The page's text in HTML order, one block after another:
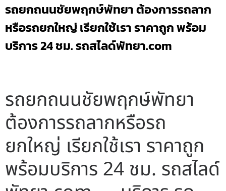
รถยกถนนชัยพฤกษ์พัทยา ต้องการรถลาก
หรือรถยกใหญ่ เรียกใช้เรา ราคาถูก พร้อม
บริการ 24 ชม. รถสไลด์พัทยา.com
รถยกถนนชัยพฤกษ์พัทยา
ต้องการรถลากหรือรถ
ยกใหญ่ เรียกใช้เรา ราคาถูก
พร้อมบริการ 24 ชม. รถสไลด์